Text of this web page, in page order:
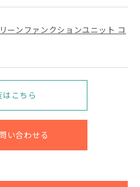
ーンファンクションユニット コ
こちら
い合わせる